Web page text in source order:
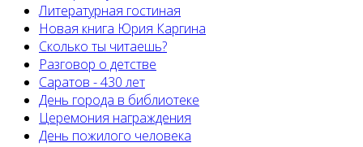
Литературная гостиная
Новая книга Юрия Каргина
Сколько ты читаешь?
Разговор о детстве
Саратов - 430 лет
День города в библиотеке
Церемония награждения
День пожилого человека